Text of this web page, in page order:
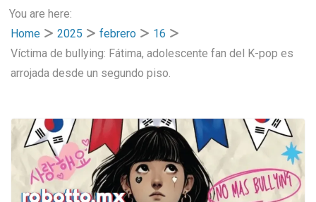
You are here:
Home
2025 febrero
16
Víctima de bullying: Fátima, adolescente fan del K-pop es
arrojada desde un segundo piso.